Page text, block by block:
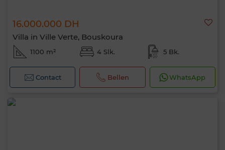
16.000.000 DH
Villa in Ville Verte, Bouskoura
1100 m² 4 Slk. 5 Bk.
Contact Bellen WhatsApp